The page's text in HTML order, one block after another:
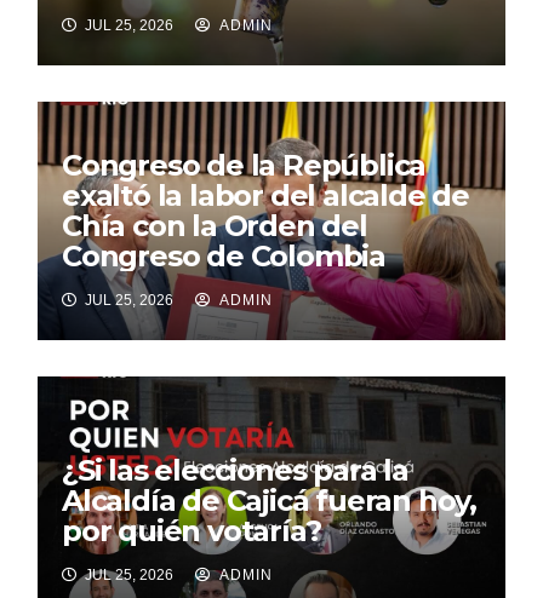
JUL 25, 2026 ADMIN
Congreso de la República
exaltó la labor del alcalde de
Chía con la Orden del
Congreso de Colombia
JUL 25, 2026 ADMIN
¿Si las elecciones para la
Alcaldía de Cajicá fueran hoy,
por quién votaría?
JUL 25, 2026 ADMIN